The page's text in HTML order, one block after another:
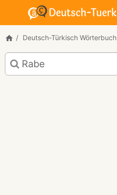
Deutsch-Türkisch Wörterbuch
Deutsch-
Türkisch
Übersetzung